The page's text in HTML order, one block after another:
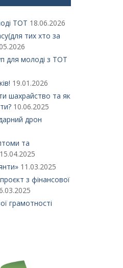
ТОТ 18.06.2026
тих хто за
для молоді з ТОТ
19.01.2026
шахрайство та як
10.06.2025
дрон
та
15.04.2025
11.03.2025
з фінансової
грамотності